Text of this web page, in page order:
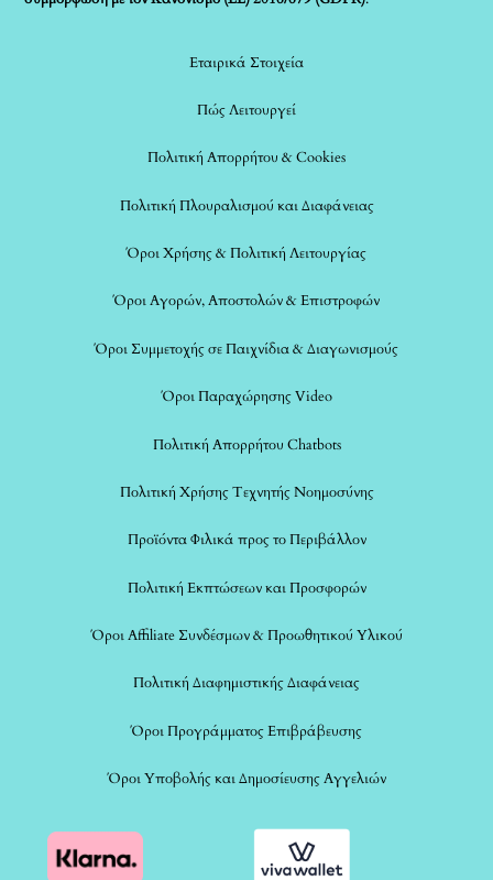
Εταιρικά Στοιχεία
Πώς Λειτουργεί
Πολιτική Απορρήτου & Cookies
Πολιτική Πλουραλισμού και Διαφάνειας
Όροι Χρήσης & Πολιτική Λειτουργίας
Όροι Αγορών, Αποστολών & Επιστροφών
Όροι Συμμετοχής σε Παιχνίδια & Διαγωνισμούς
Όροι Παραχώρησης Video
Πολιτική Απορρήτου Chatbots
Πολιτική Χρήσης Τεχνητής Νοημοσύνης
Προϊόντα Φιλικά προς το Περιβάλλον
Πολιτική Εκπτώσεων και Προσφορών
Όροι Affiliate Συνδέσμων & Προωθητικού Υλικού
Πολιτική Διαφημιστικής Διαφάνειας
Όροι Προγράμματος Επιβράβευσης
Όροι Υποβολής και Δημοσίευσης Αγγελιών